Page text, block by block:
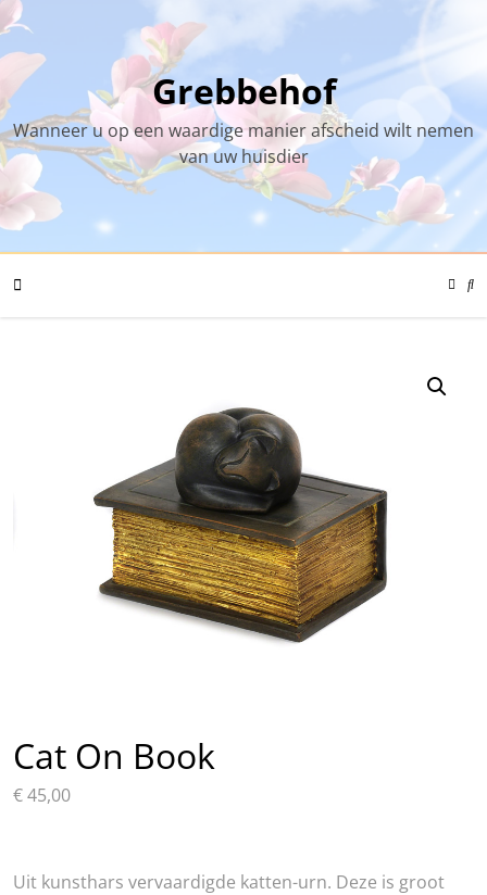
Skip
to
content
Grebbehof
Wanneer u op een waardige manier afscheid wilt nemen
van uw huisdier
Color
Cat On Book
€45,00
Uit kunsthars vervaardigde katten-urn. Deze is groot